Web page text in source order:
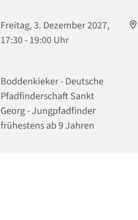
Freitag, 3. Dezember 2027,
17:30 - 19:00 Uhr
Boddenkieker - Deutsche
Pfadfinderschaft Sankt
Georg - Jungpfadfinder
frühestens ab 9 Jahren